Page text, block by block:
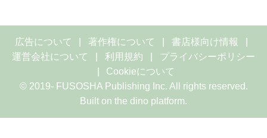
広告について 著作権について
書店様向け情報
運営会社について
利用規約
プライバシーポリシー
Cookieについて
© 2019- FUSOSHA Publishing Inc. All rights reserved.
Built on the dino platform.